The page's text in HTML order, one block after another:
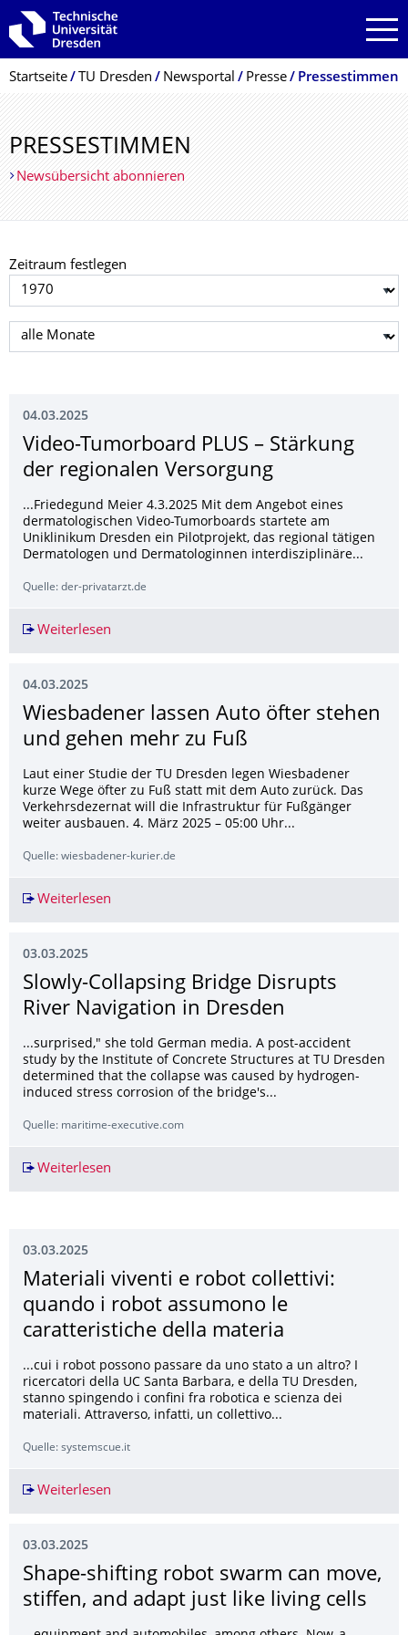
Zur Hauptnavigation springen
Zur Suche springen
Zum Inhalt springen
Breadcrumb-Menü
Startseite TU Dresden Newsportal Presse Pressestimmen
PRESSESTIMMEN
Newsübersicht abonnieren
Zeitraum festlegen
Jahr auswählen
Monat auswählen
04.03.2025
Video-Tumorboard PLUS – Stärkung
der regionalen Versorgung
...Friedegund Meier 4.3.2025 Mit dem Angebot eines
dermatologischen Video-Tumorboards startete am
Uniklinikum Dresden ein Pilotprojekt, das regional tätigen
Dermatologen und Dermatologinnen interdisziplinäre...
Quelle: der-privatarzt.de
Weiterlesen
04.03.2025
Wiesbadener lassen Auto öfter stehen
und gehen mehr zu Fuß
Laut einer Studie der TU Dresden legen Wiesbadener
kurze Wege öfter zu Fuß statt mit dem Auto zurück. Das
Verkehrsdezernat will die Infrastruktur für Fußgänger
weiter ausbauen. 4. März 2025 – 05:00 Uhr...
Quelle: wiesbadener-kurier.de
Weiterlesen
03.03.2025
Slowly-Collapsing Bridge Disrupts
River Navigation in Dresden
...surprised," she told German media. A post-accident
study by the Institute of Concrete Structures at TU Dresden
determined that the collapse was caused by hydrogen-
induced stress corrosion of the bridge's...
Quelle: maritime-executive.com
Weiterlesen
03.03.2025
Materiali viventi e robot collettivi:
quando i robot assumono le
caratteristiche della materia
...cui i robot possono passare da uno stato a un altro? I
ricercatori della UC Santa Barbara, e della TU Dresden,
stanno spingendo i confini fra robotica e scienza dei
materiali. Attraverso, infatti, un collettivo...
Quelle: systemscue.it
Weiterlesen
03.03.2025
Shape-shifting robot swarm can move,
stiffen, and adapt just like living cells